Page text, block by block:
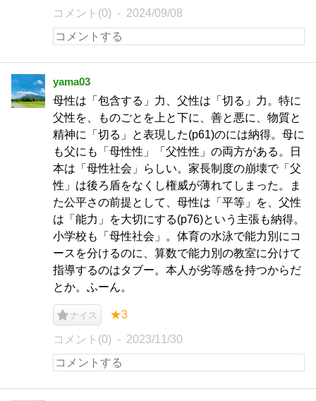
コメント(0) 2024/09/08
yama03
母性は「包含する」力、父性は「切る」力。特に
父性を、ものごとを上と下に、善と悪に、物質と
精神に「切る」と表現した(p61)のには納得。母に
も父にも「母性性」「父性性」の両方がある。日
本は「母性社会」らしい。家長制度の崩壊で「父
性」は後ろ盾をなくし権威が薄れてしまった。ま
た公平さの前提として、母性は「平等」を、父性
は「能力」を大切にする(p76)という主張も納得。
小学校も「母性社会」。体育の水泳で能力別にコ
ースを分けるのに、算数で能力別の教室に分けて
指導するのはタブー。本人が劣等感を持つからだ
とか。ふーん。
ナイス ★3
コメント(0) 2023/11/30